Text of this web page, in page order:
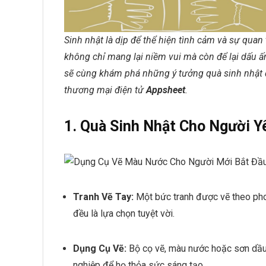
Sinh nhật là dịp để thể hiện tình cảm và sự
không chỉ mang lại niềm vui mà còn để lại dấu
sẽ cùng khám phá những ý tưởng quà sinh
thương mại điện tửAppsheet.
1. Quà Sinh Nhật Cho Người
Tranh Vẽ Tay: Một bức tranh được vẽ theo
đều là lựa chọn tuyệt vời.
Dụng Cụ Vẽ: Bộ cọ vẽ, màu nước hoặc sơn